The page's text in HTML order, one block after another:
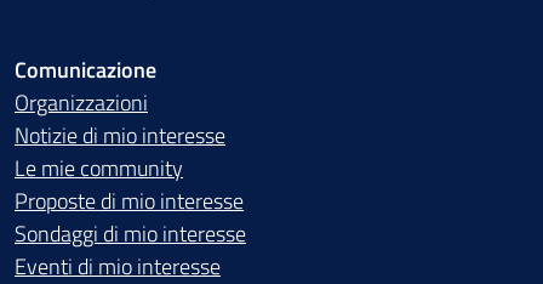
Comunicazione
Organizzazioni
Notizie di mio interesse
Le mie community
Proposte di mio interesse
Sondaggi di mio interesse
Eventi di mio interesse